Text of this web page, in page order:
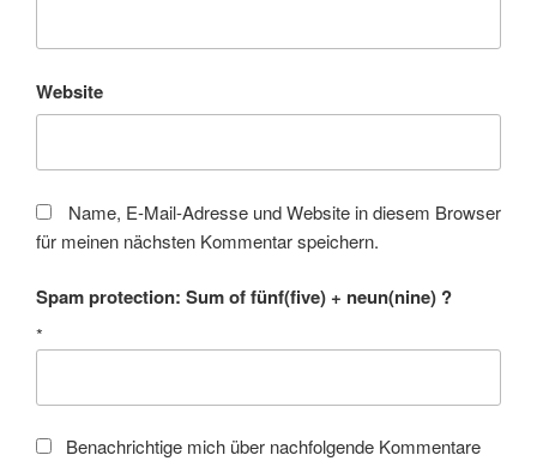
Website
Name, E-Mail-Adresse und Website in diesem Browser
für meinen nächsten Kommentar speichern.
Spam protection: Sum of fünf(five) + neun(nine) ?
*
Benachrichtige mich über nachfolgende Kommentare